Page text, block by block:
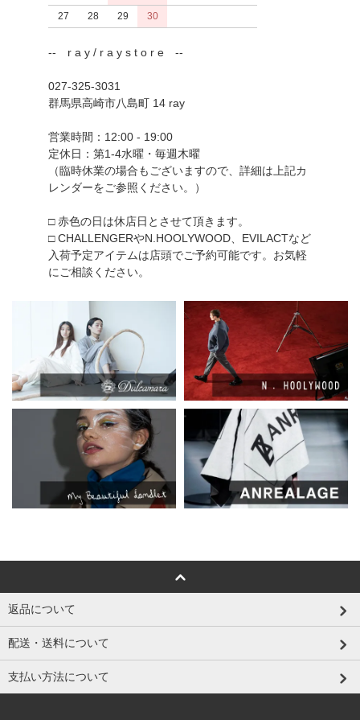
27
28 29 30
-- r a y / r a y s t o r e --
027-325-3031
群馬県高崎市八島町 14 ray
営業時間：12:00 - 19:00
定休日：第1-4水曜・毎週木曜
（臨時休業の場合もございますので、詳細は上記カ
レンダーをご参照ください。）
□ 赤色の日は休店日とさせて頂きます。
□ CHALLENGERやN.HOOLYWOOD、EVILACTなど
入荷予定アイテムは店頭でご予約可能です。お気軽
にご相談ください。
返品について
配送・送料について
支払い方法について